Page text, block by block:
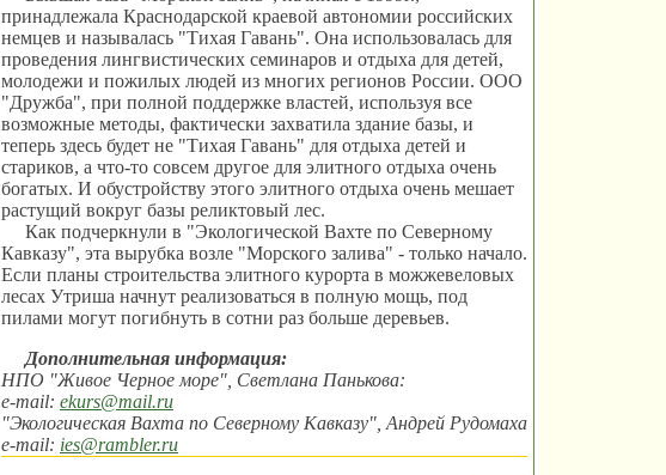
принадлежала Краснодарской краевой автономии российских
немцев и называлась "Тихая Гавань". Она использовалась для
проведения лингвистических семинаров и отдыха для детей,
молодежи и пожилых людей из многих регионов России. ООО
"Дружба", при полной поддержке властей, используя все
возможные методы, фактически захватила здание базы, и
теперь здесь будет не "Тихая Гавань" для отдыха детей и
стариков, а что-то совсем другое для элитного отдыха очень
богатых. И обустройству этого элитного отдыха очень мешает
растущий вокруг базы реликтовый лес.
Как подчеркнули в "Экологической Вахте по Северному
Кавказу", эта вырубка возле "Морского залива" - только начало.
Если планы строительства элитного курорта в можжевеловых
лесах Утриша начнут реализоваться в полную мощь, под
пилами могут погибнуть в сотни раз больше деревьев.
Дополнительная информация:
НПО "Живое Черное море", Светлана Панькова:
e-mail: ekurs@mail.ru
"Экологическая Вахта по Северному Кавказу", Андрей Рудомаха
e-mail: ies@rambler.ru